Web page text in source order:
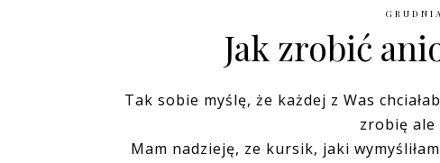
Jak zrobić
Tak sobie myślę, że każdej z Was
zrobię
Mam nadzieję, ze kursik, jaki